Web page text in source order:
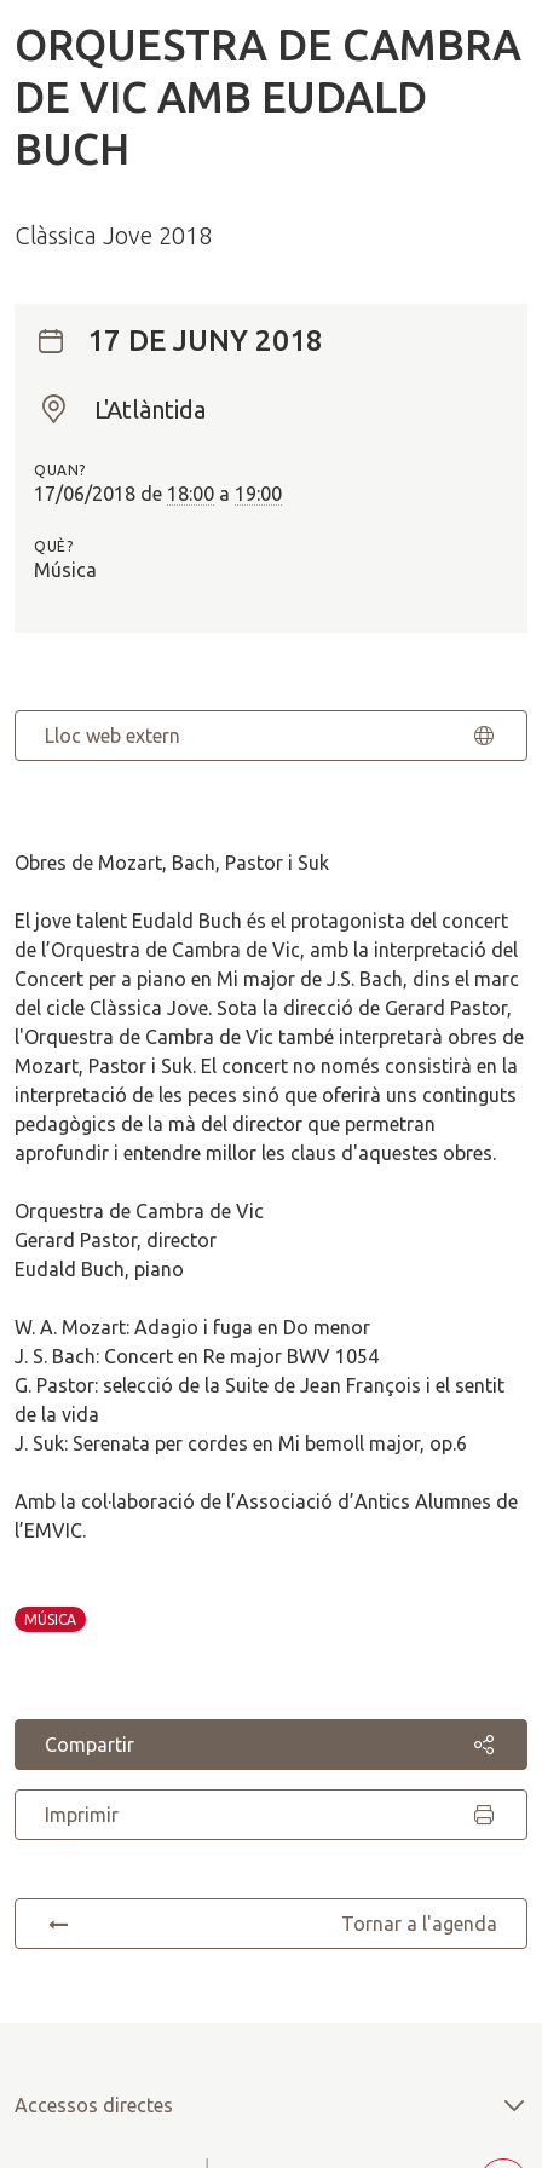
ORQUESTRA DE CAMBRA
DE VIC AMB EUDALD
BUCH
Clàssica Jove 2018
17 DE JUNY 2018
O
?
L'Atlàntida
QUAN?
17/06/2018 de 18:00 a 19:00
QUÈ?
Música
Lloc web extern
Obres de Mozart, Bach, Pastor i Suk
El jove talent Eudald Buch és el protagonista del concert
de l’Orquestra de Cambra de Vic, amb la interpretació del
Concert per a piano en Mi major de J.S. Bach, dins el marc
del cicle Clàssica Jove. Sota la direcció de Gerard Pastor,
l'Orquestra de Cambra de Vic també interpretarà obres de
Mozart, Pastor i Suk. El concert no només consistirà en la
interpretació de les peces sinó que oferirà uns continguts
pedagògics de la mà del director que permetran
aprofundir i entendre millor les claus d'aquestes obres.
Orquestra de Cambra de Vic
Gerard Pastor, director
Eudald Buch, piano
W. A. Mozart: Adagio i fuga en Do menor
J. S. Bach: Concert en Re major BWV 1054
G. Pastor: selecció de la Suite de Jean François i el sentit
de la vida
J. Suk: Serenata per cordes en Mi bemoll major, op.6
Amb la col·laboració de l’Associació d’Antics Alumnes de
l’EMVIC.
MÚSICA
Compartir
Imprimir
Tornar a l'agenda
Accessos directes